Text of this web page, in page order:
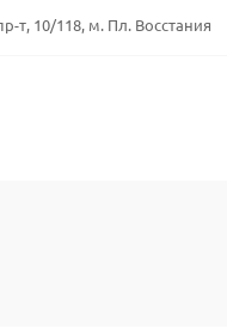
т, 10/118, м. Пл. Восстания